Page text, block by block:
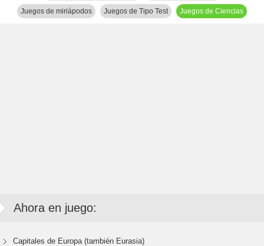
Juegos de miriápodos Juegos de Tipo Test Juegos de Ciencias
Ahora en juego:
Capitales de Europa (también Eurasia)